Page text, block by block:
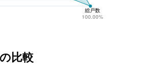
総戸数
100.00%
比較